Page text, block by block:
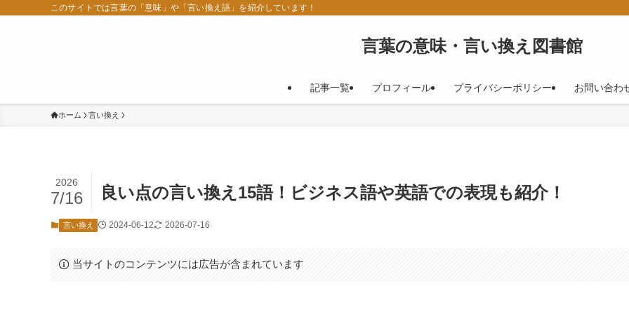
このサイトでは言葉の「意味」や「言い換え語」を紹介しています！
言葉の意味・言い換え図書館
記事一覧 プロフィール プライバシーポリシー お問い合わ
ホーム 言い換え
良い点の言い換え15語！ビジネス語や英語での表現も紹介！
2026
7/16
言い換え 2024-06-12 2026-07-16
当サイトのコンテンツには広告が含まれています